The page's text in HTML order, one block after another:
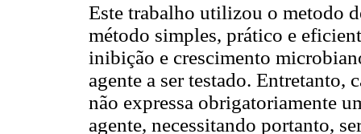
Este trabalho utilizou o metodo
método simples, prático e
inibição e crescimento
agente a ser testado. Entretanto,
não expressa obrigatoriamente
agente, necessitando portanto,